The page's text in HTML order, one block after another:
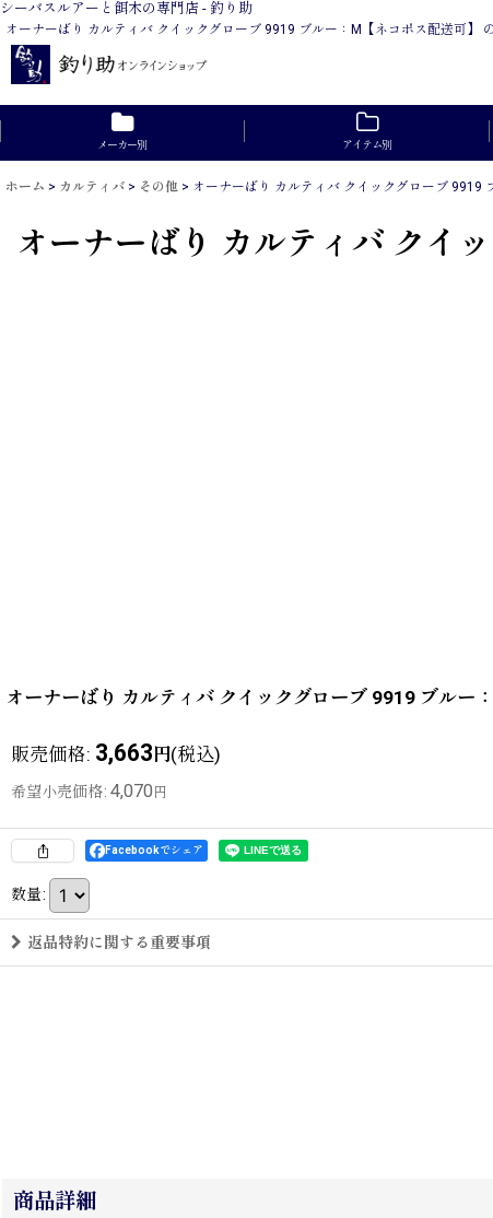
シーバスルアーと餌木の専門店 - 釣り助
オーナーばり カルティバ クイックグローブ 9919 ブルー：M【ネコポス配送可】
メーカー別 アイテム別
ホーム > カルティバ > その他 > オーナーばり カルティバ クイックグローブ 9919
オーナーばり カルティバ クイ
オーナーばり カルティバ クイックグローブ 9919 ブルー
販売価格: 3,663円(税込)
希望小売価格: 4,070 円
Facebookでシェア
数量:
返品特約に関する重要事項
商品詳細